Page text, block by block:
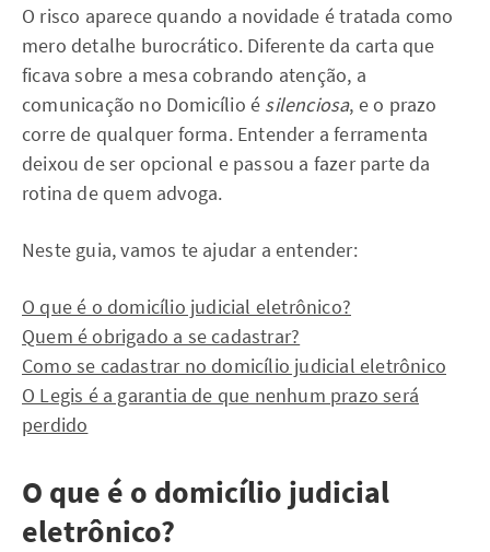
O risco aparece quando a novidade é tratada como
mero detalhe burocrático. Diferente da carta que
ficava sobre a mesa cobrando atenção, a
comunicação no Domicílio é silenciosa, e o prazo
corre de qualquer forma. Entender a ferramenta
deixou de ser opcional e passou a fazer parte da
rotina de quem advoga.
Neste guia, vamos te ajudar a entender:
O que é o domicílio judicial eletrônico?
Quem é obrigado a se cadastrar?
Como se cadastrar no domicílio judicial eletrônico
O Legis é a garantia de que nenhum prazo será
perdido
O que é o domicílio judicial
eletrônico?